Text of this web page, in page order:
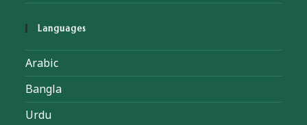
Languages
Arabic
Bangla
Urdu